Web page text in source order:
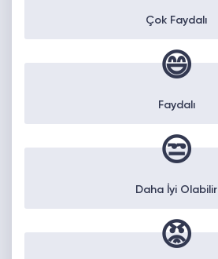
Çok Faydalı
😄
Faydalı
😒
Daha İyi Olabilir
😡